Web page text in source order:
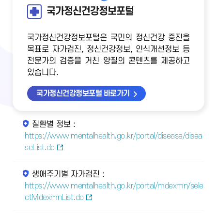
국가정신건강정보포털
국가정신건강정보포털은 국민의 정신건강 증진을
목표로 자가검진, 정신건강정보, 인식개선정보 등
전문가의 검증을 거친 양질의 콘텐츠를 제공하고
있습니다.
국가정신건강정보포털 바로가기
질환별 정보 :
https://www.mentalhealth.go.kr/portal/disease/disea
seList.do
생애주기별 자가검진 :
https://www.mentalhealth.go.kr/portal/mdexmn/sele
ctMdexmnList.do